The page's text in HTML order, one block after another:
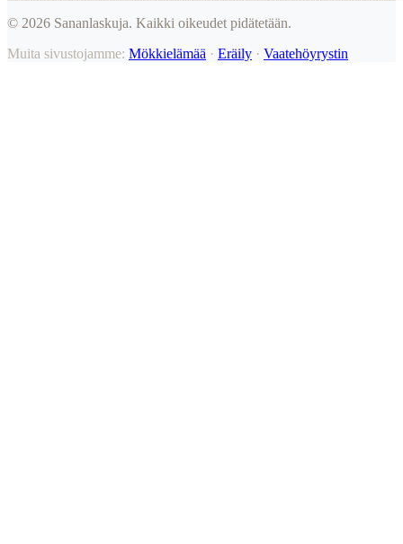
© 2026 Sananlaskuja. Kaikki oikeudet pidätetään.
Muita sivustojamme: Mökkielämää · Eräily · Vaatehöyrystin